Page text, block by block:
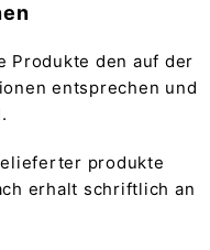
Produkte den auf der
entsprechen und
produkte
erhalt schriftlich an